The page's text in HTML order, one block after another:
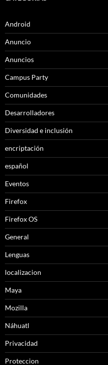
Android
Anuncio
Anuncios
Campus Party
Comunidades
Desarrolladores
Diversidad e inclusión
encriptación
español
Eventos
Firefox
Firefox OS
General
Lenguas
localizacion
Maya
Mozilla
Náhuatl
Privacidad
Proteccion